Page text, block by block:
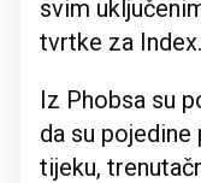
svim
tvrtke za Index.
Iz Phobsa su
da su
tijeku,